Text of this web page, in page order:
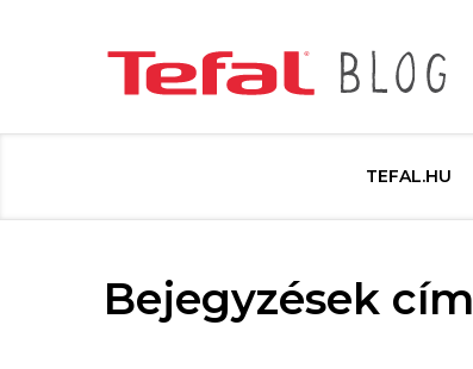
TEFAL.HU
Bejegyzések